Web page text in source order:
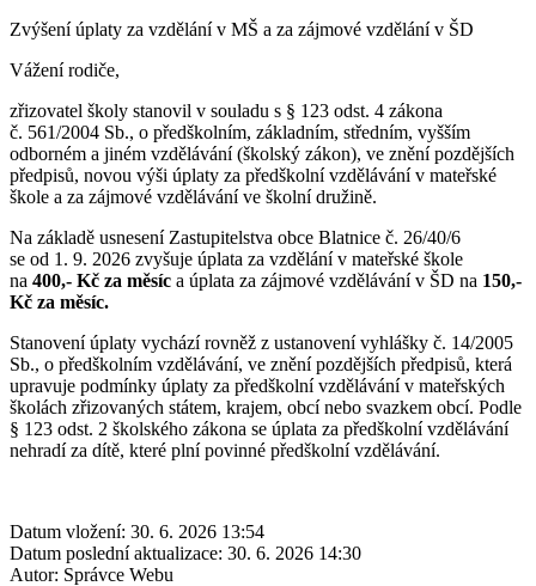
Zvýšení úplaty za vzdělání v MŠ a za zájmové vzdělání v ŠD
Vážení rodiče,
zřizovatel školy stanovil v souladu s § 123 odst. 4 zákona
č. 561/2004 Sb., o předškolním, základním, středním, vyšším
odborném a jiném vzdělávání (školský zákon), ve znění pozdějších
předpisů, novou výši úplaty za předškolní vzdělávání v mateřské
škole a za zájmové vzdělávání ve školní družině.
Na základě usnesení Zastupitelstva obce Blatnice č. 26/40/6
se od 1. 9. 2026 zvyšuje úplata za vzdělání v mateřské škole
na 400,- Kč za měsíc a úplata za zájmové vzdělávání v ŠD na 150,-
Kč za měsíc.
Stanovení úplaty vychází rovněž z ustanovení vyhlášky č. 14/2005
Sb., o předškolním vzdělávání, ve znění pozdějších předpisů, která
upravuje podmínky úplaty za předškolní vzdělávání v mateřských
školách zřizovaných státem, krajem, obcí nebo svazkem obcí. Podle
§ 123 odst. 2 školského zákona se úplata za předškolní vzdělávání
nehradí za dítě, které plní povinné předškolní vzdělávání.
Datum vložení: 30. 6. 2026 13:54
Datum poslední aktualizace: 30. 6. 2026 14:30
Autor: Správce Webu